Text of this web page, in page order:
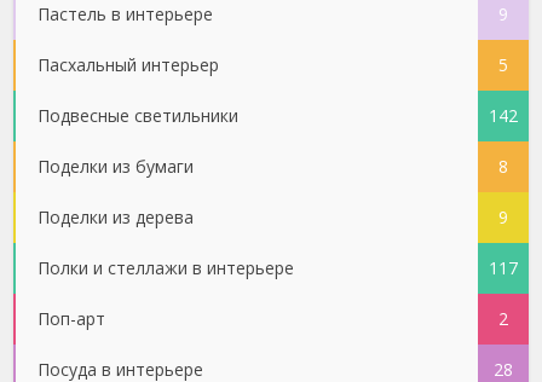
Пастель в интерьере 9
Пасхальный интерьер 5
Подвесные светильники 142
Поделки из бумаги 8
Поделки из дерева 9
Полки и стеллажи в интерьере 117
Поп-арт 2
Посуда в интерьере 28